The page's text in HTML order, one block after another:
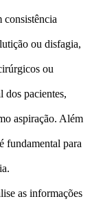
consistência
ou disfagia,
ou
dos pacientes,
aspiração. Além
fundamental para
as informações